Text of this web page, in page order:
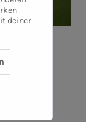
des
deiner